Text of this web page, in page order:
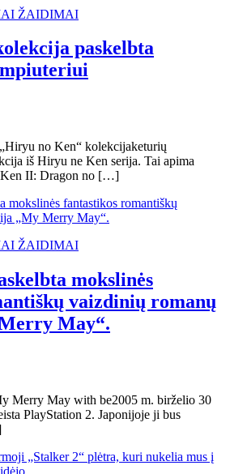
ŽAIDIMAI
paskelbta
no Ken“ kolekcijaketurių
iš Hiryu ne Ken serija. Tai apima
II: Dragon no […]
ŽAIDIMAI
mokslinės
vaizdinių romanų
May“.
Merry May with be2005 m. birželio 30
PlayStation 2. Japonijoje ji bus